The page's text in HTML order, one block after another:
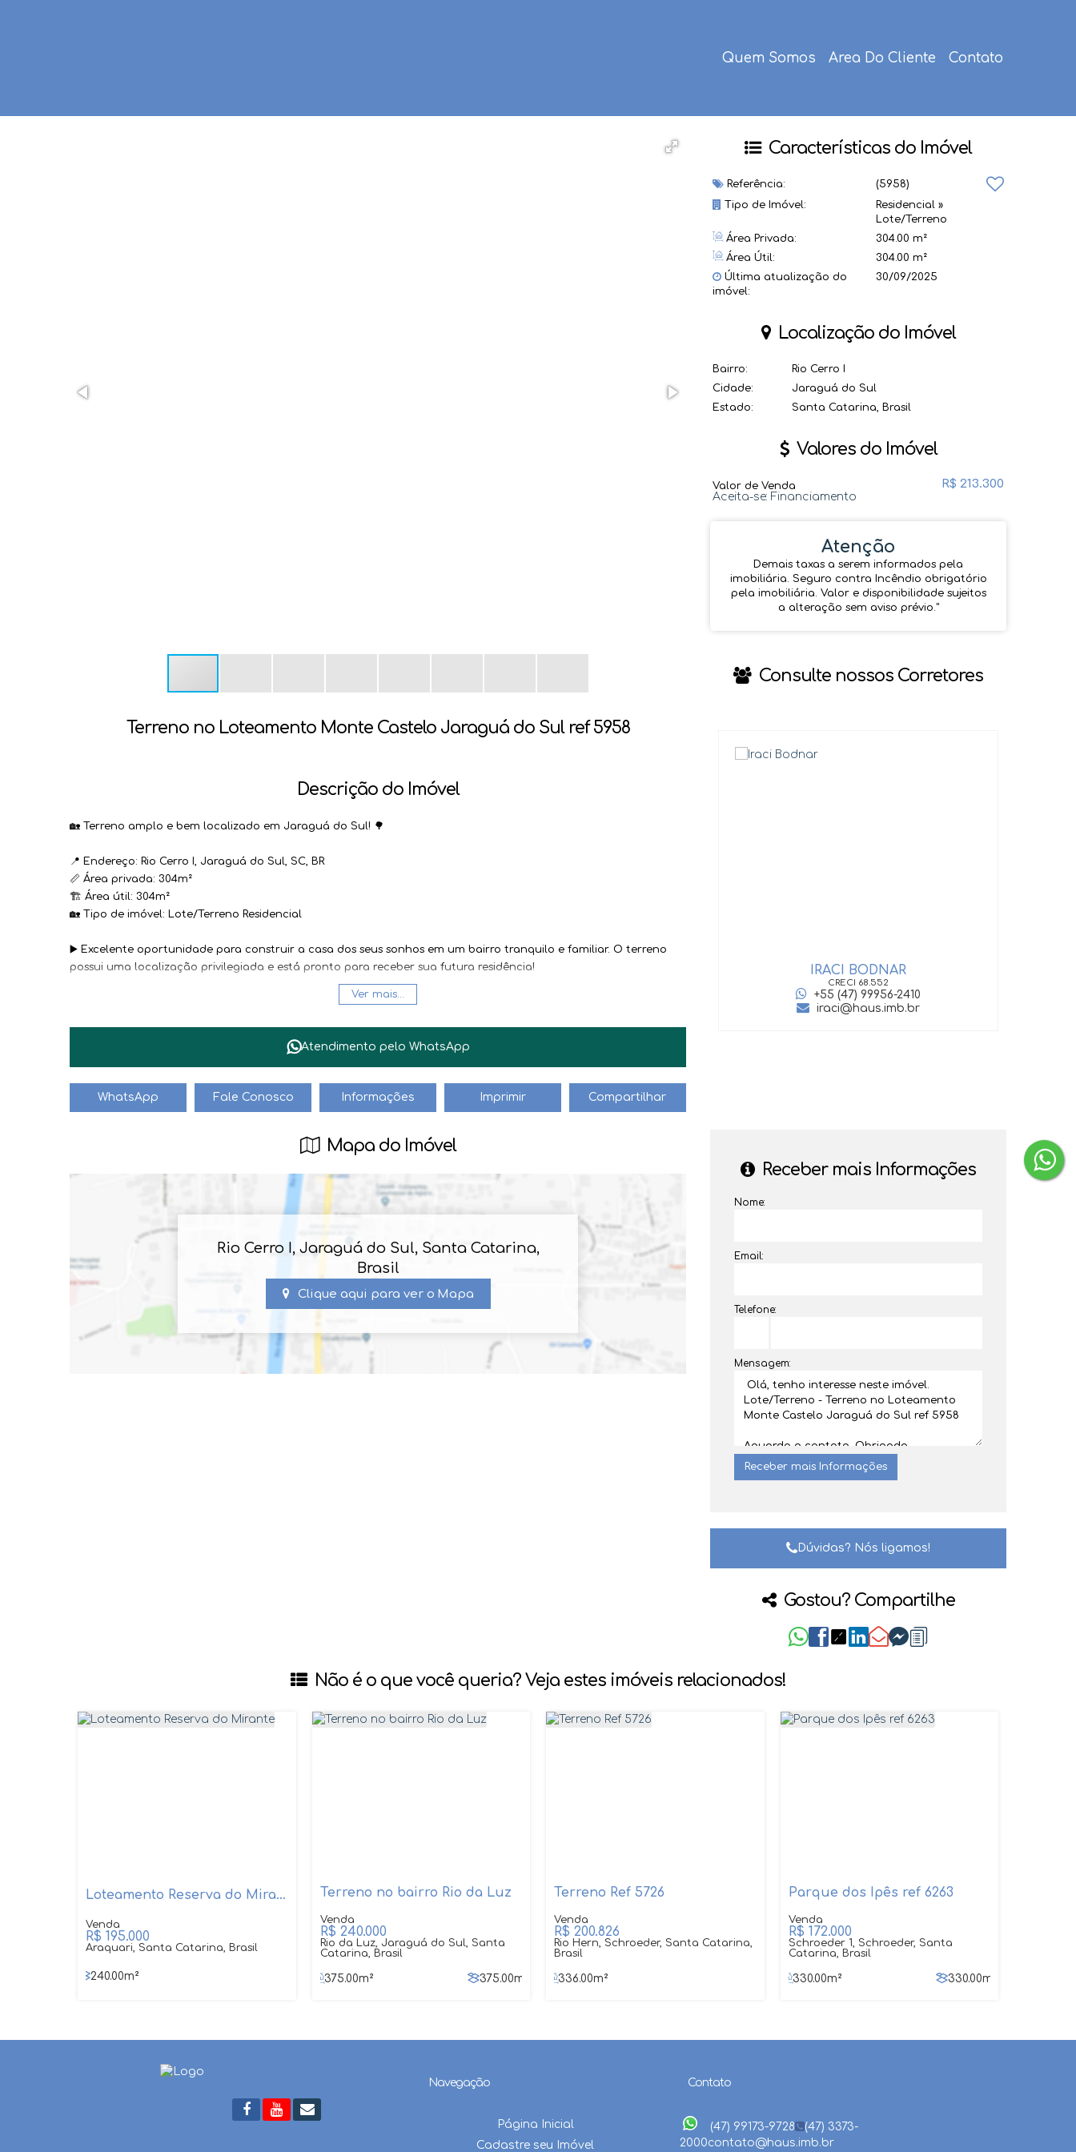
Quem Somos Area Do Cliente Contato
Terreno no Loteamento Monte Castelo Jaraguá do Sul ref 5958
Descrição do Imóvel
🏡 Terreno amplo e bem localizado em Jaraguá do Sul! 🌳
📍 Endereço: Rio Cerro I, Jaraguá do Sul, SC, BR
📏 Área privada: 304m²
🏗️ Área útil: 304m²
🏡 Tipo de imóvel: Lote/Terreno Residencial
▶️ Excelente oportunidade para construir a casa dos seus sonhos em um bairro tranquilo e familiar. O terreno
possui uma localização privilegiada e está pronto para receber sua futura residência!
👉 Não perca essa chance de investir em um terreno com potencial de valorização e qualidade de vida. Entre
Ver mais...
Atendimento pelo WhatsApp
WhatsApp Fale Conosco Informações Imprimir Compartilhar
Mapa do Imóvel
Rio Cerro I, Jaraguá do Sul, Santa Catarina,
Brasil
Clique aqui para ver o Mapa
Características do Imóvel
Referência:
(5958)
Tipo de Imóvel:
Residencial »
Lote/Terreno
Área Privada:
304.00 m²
Área Útil:
304.00 m²
Última atualização do
imóvel:
30/09/2025
Localização do Imóvel
Bairro:
Rio Cerro I
Cidade:
Jaraguá do Sul
Estado:
Santa Catarina, Brasil
Valores do Imóvel
R$ 213.300
Valor de Venda
Aceita-se: Financiamento
Atenção
Demais taxas a serem informados pela
imobiliária. Seguro contra Incêndio obrigatório
pela imobiliária. Valor e disponibilidade sujeitos
a alteração sem aviso prévio.''
Consulte nossos Corretores
JAIR BILESKI IRACI BODNAR
CRECI 68.552
+55 (47) 99956-2410
iraci@haus.imb.br
Receber mais Informações
Nome:
Email:
Telefone:
Mensagem:
Dúvidas? Nós ligamos!
Gostou? Compartilhe
Não é o que você queria? Veja estes imóveis relacionados!
Loteamento Reserva do Mirante
R$ 195.000
Araquari, Santa Catarina, Brasil
240.00m²
Terreno no bairro Rio da Luz
R$ 240.000
Rio da Luz, Jaraguá do Sul, Santa
Catarina, Brasil
375.00m² 375.00m²
Terreno Ref 5726
R$ 200.826
Rio Hern, Schroeder, Santa Catarina,
Brasil
336.00m²
Parque dos Ipês ref 6263
R$ 172.000
Schroeder 1, Schroeder, Santa
Catarina, Brasil
330.00m² 330.00m²
Navegação
Página Inicial
Cadastre seu Imóvel
Contato
(47) 99173-9728
(47) 3373-
2000contato@haus.imb.br